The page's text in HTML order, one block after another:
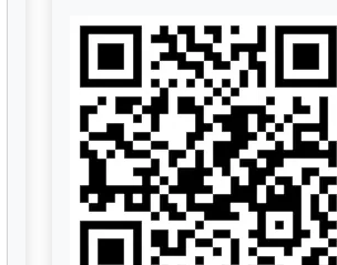
Image